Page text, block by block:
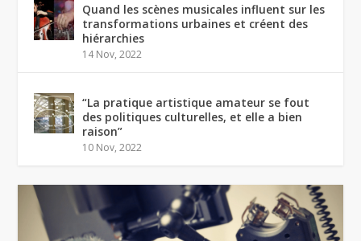
Quand les scènes musicales influent sur les
transformations urbaines et créent des
hiérarchies
14 Nov, 2022
“La pratique artistique amateur se fout
des politiques culturelles, et elle a bien
raison”
10 Nov, 2022